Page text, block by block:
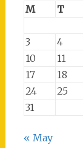
M
T
3
4
10
11
17
18
24
25
31
« May